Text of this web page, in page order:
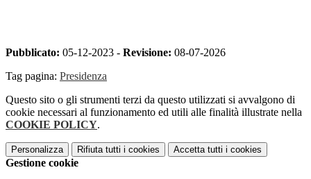
Pubblicato: 05-12-2023 - Revisione: 08-07-2026
Tag pagina: Presidenza
Questo sito o gli strumenti terzi da questo utilizzati si avvalgono di
cookie necessari al funzionamento ed utili alle finalità illustrate nella
COOKIE POLICY.
Personalizza Rifiuta tutti i cookies Accetta tutti i cookies
Gestione cookie